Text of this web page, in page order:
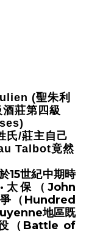
(聖朱利
莊第四級
氏/莊主自己
Talbot竟然
15世紀中期時
太保（John
（Hundred
地區既
（Battle of